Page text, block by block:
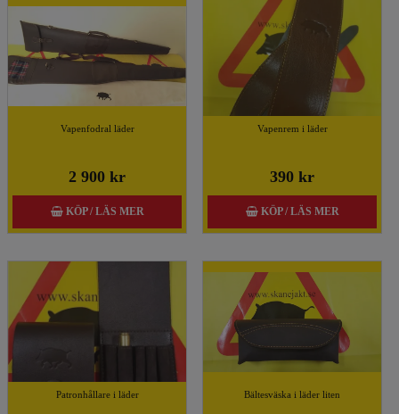
Vapenfodral läder
2 900 kr
KÖP / LÄS MER
Vapenrem i läder
390 kr
KÖP / LÄS MER
Patronhållare i läder Bältesväska i läder liten